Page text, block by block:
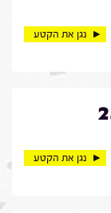
נגן את הקטע
נגן את הקטע